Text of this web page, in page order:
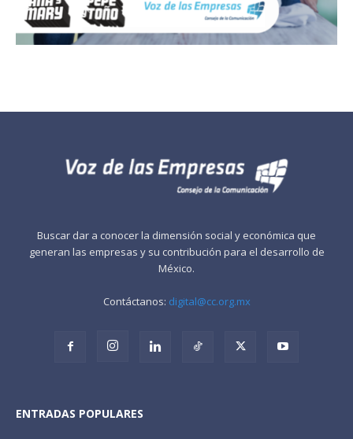
Buscar dar a conocer la dimensión social y económica que
generan las empresas y su contribución para el desarrollo de
México.
Contáctanos: digital@cc.org.mx
ENTRADAS POPULARES